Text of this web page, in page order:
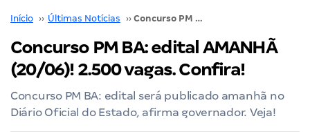
Início ›› Últimas Notícias ›› Concurso PM BA: edital AMANHÃ (20/06)! 2.500 vagas. Confira!
Concurso PM BA: edital AMANHÃ
(20/06)! 2.500 vagas. Confira!
Concurso PM BA: edital será publicado amanhã no
Diário Oficial do Estado, afirma governador. Veja!